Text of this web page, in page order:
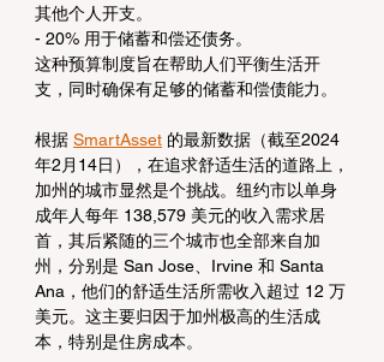
其他个人开支。
- 20% 用于储蓄和偿还债务。
这种预算制度旨在帮助人们平衡生活开
支，同时确保有足够的储蓄和偿债能力。
根据 SmartAsset 的最新数据（截至2024
年2月14日），在追求舒适生活的道路上，
加州的城市显然是个挑战。纽约市以单身
成年人每年 138,579 美元的收入需求居
首，其后紧随的三个城市也全部来自加
州，分别是 San Jose、Irvine 和 Santa
Ana，他们的舒适生活所需收入超过 12 万
美元。这主要归因于加州极高的生活成
本，特别是住房成本。